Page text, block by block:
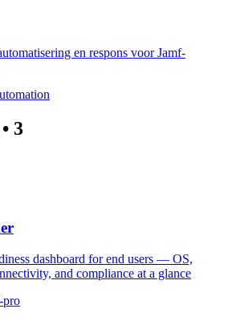
en respons voor Jamf-
• 3
dashboard for end users — OS,
and compliance at a glance
pro